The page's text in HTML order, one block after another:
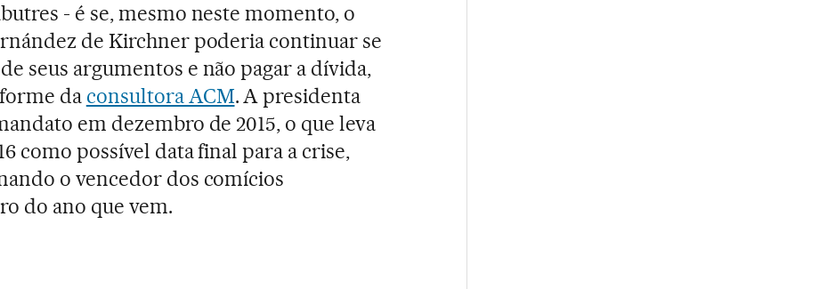
- é se, mesmo neste momento, o
de Kirchner poderia continuar se
seus argumentos e não pagar a dívida,
da consultora ACM. A presidenta
em dezembro de 2015, o que leva
como possível data final para a crise,
o vencedor dos comícios
do ano que vem.